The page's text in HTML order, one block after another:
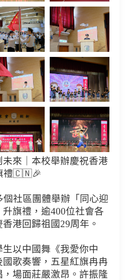
來｜本校舉辦慶祝香港
禮🇨🇳🎉
個社區團體舉辦「同心迎
旗禮，逾400位社會各
港回歸祖國29周年。
以中國舞《我愛你中
歌奏響，五星紅旗冉冉
場面莊嚴激昂。許振隆